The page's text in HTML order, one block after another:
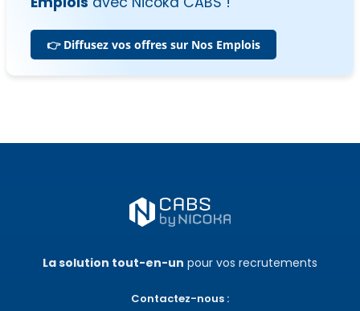
👉 Diffusez vos offres sur Nos Emplois
La solution tout-en-un pour vos recrutements
Contactez-nous :